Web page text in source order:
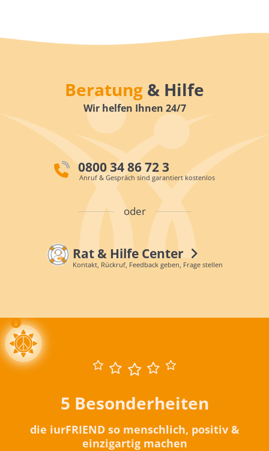
Beratung & Hilfe
Wir helfen Ihnen 24/7
0800 34 86 72 3
Anruf & Gespräch sind garantiert kostenlos
oder
Rat & Hilfe Center
Kontakt, Rückruf, Feedback geben, Frage stellen
5 Besonderheiten
die iurFRIEND so menschlich, positiv &
einzigartig machen